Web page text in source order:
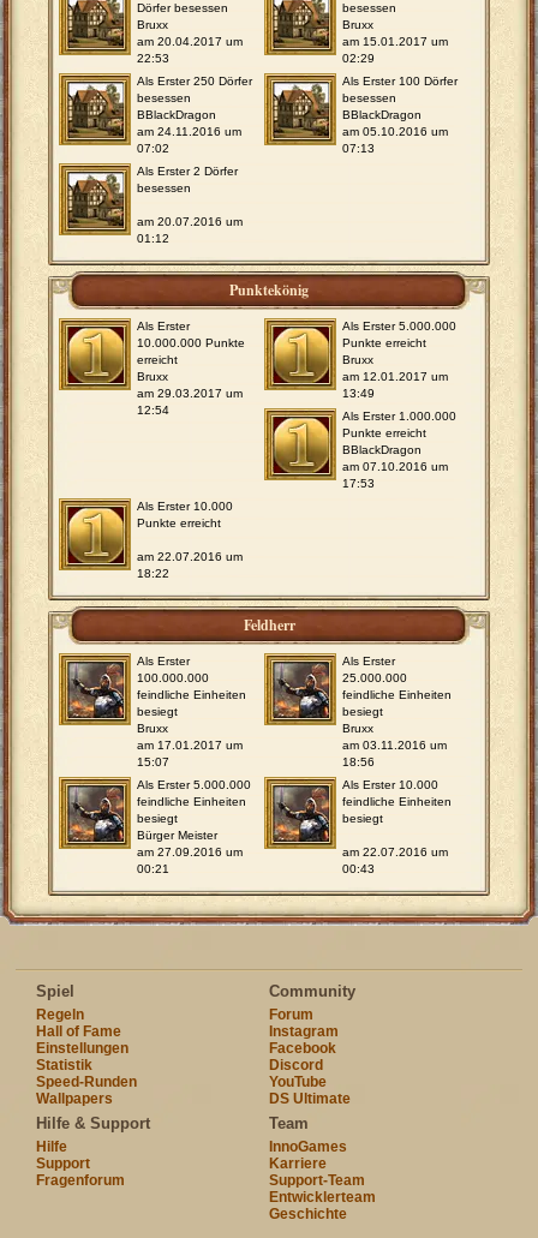
Dörfer besessen
Bruxx
am 20.04.2017 um
22:53
besessen
Bruxx
am 15.01.2017 um
02:29
Als Erster 250 Dörfer
besessen
BBlackDragon
am 24.11.2016 um
07:02
Als Erster 100 Dörfer
besessen
BBlackDragon
am 05.10.2016 um
07:13
Als Erster 2 Dörfer
besessen
am 20.07.2016 um
01:12
Punktekönig
Als Erster
10.000.000 Punkte
erreicht
Bruxx
am 29.03.2017 um
12:54
Als Erster 5.000.000
Punkte erreicht
Bruxx
am 12.01.2017 um
13:49
Als Erster 1.000.000
Punkte erreicht
BBlackDragon
am 07.10.2016 um
17:53
Als Erster 10.000
Punkte erreicht
am 22.07.2016 um
18:22
Feldherr
Als Erster
100.000.000
feindliche Einheiten
besiegt
Bruxx
am 17.01.2017 um
15:07
Als Erster
25.000.000
feindliche Einheiten
besiegt
Bruxx
am 03.11.2016 um
18:56
Als Erster 5.000.000
feindliche Einheiten
besiegt
Bürger Meister
am 27.09.2016 um
00:21
Als Erster 10.000
feindliche Einheiten
besiegt
am 22.07.2016 um
00:43
Spiel
Regeln
Hall of Fame
Einstellungen
Statistik
Speed-Runden
Wallpapers
Community
Forum
Instagram
Facebook
Discord
YouTube
DS Ultimate
Hilfe & Support
Hilfe
Support
Fragenforum
Team
InnoGames
Karriere
Support-Team
Entwicklerteam
Geschichte